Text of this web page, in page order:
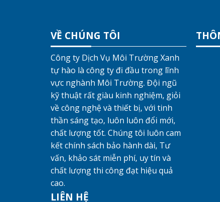
VỀ CHÚNG TÔI
Công ty Dịch Vụ Môi Trường Xanh
tự hào là công ty đi đầu trong lĩnh
vực nghành Môi Trường. Đội ngũ
kỹ thuật rất giàu kinh nghiệm, giỏi
về công nghệ và thiết bị, với tinh
thần sáng tạo, luôn luôn đổi mới,
chất lượng tốt. Chúng tôi luôn cam
kết chính sách bảo hành dài, Tư
vấn, khảo sát miễn phí, uy tín và
chất lượng thi công đạt hiệu quả
cao.
LIÊN HỆ